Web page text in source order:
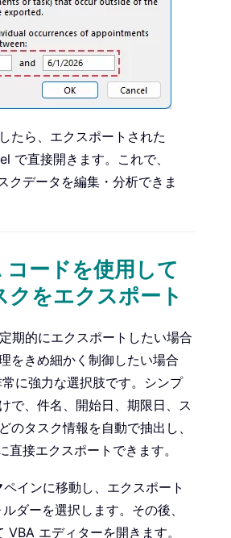
たら、エクスポートされた
で直接開きます。これで、
クデータを編集・分析できま
ードを使用して
をエクスポート
期的にエクスポートしたい場合
をきめ細かく制御したい場合
に強力な選択肢です。シンプ
で、件名、開始日、期限日、ス
のタスク情報を自動で抽出し、
直接エクスポートできます。
ペインに移動し、エクスポート
ダーを選択します。その後、
VBA エディターを開きます。